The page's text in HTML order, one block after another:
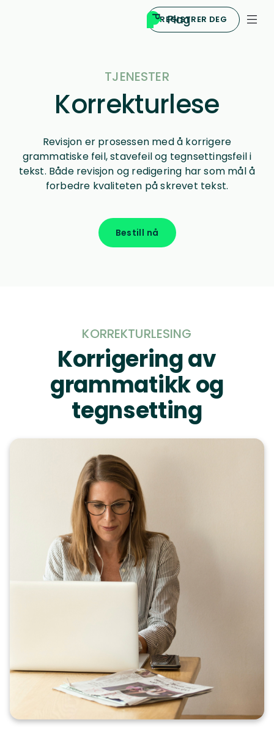
REGISTRER DEG
TJENESTER
Korrekturlese
Revisjon er prosessen med å korrigere
grammatiske feil, stavefeil og tegnsettingsfeil i
tekst. Både revisjon og redigering har som mål å
forbedre kvaliteten på skrevet tekst.
Bestill nå
KORREKTURLESING
Korrigering av
grammatikk og
tegnsetting